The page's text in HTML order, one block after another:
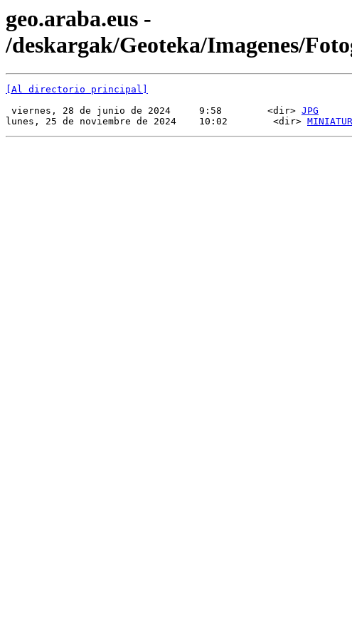
geo.araba.eus -
/deskargak/Geoteka/Imagenes/
[Al directorio principal]
viernes, 28 de junio de 2024     9:58        <dir> JPG
lunes, 25 de noviembre de 2024    10:02        <dir>